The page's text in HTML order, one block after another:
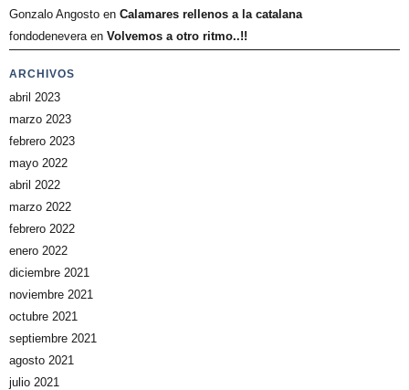
Gonzalo Angosto en Calamares rellenos a la catalana
fondodeneveraen Volvemos a otro ritmo..!!
ARCHIVOS
abril 2023
marzo 2023
febrero 2023
mayo 2022
abril 2022
marzo 2022
febrero 2022
enero 2022
diciembre 2021
noviembre 2021
octubre 2021
septiembre 2021
agosto 2021
julio 2021